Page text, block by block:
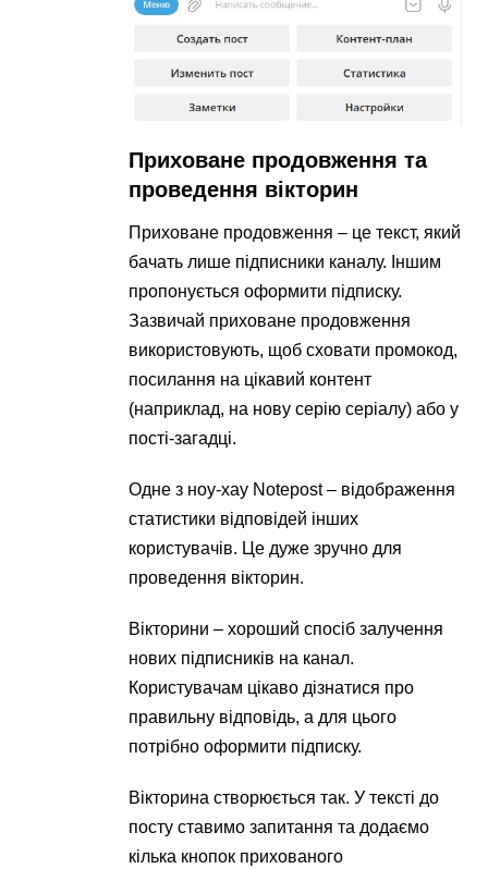
Приховане продовження та
проведення вікторин
Приховане продовження – це текст, який
бачать лише підписники каналу. Іншим
пропонується оформити підписку.
Зазвичай приховане продовження
використовують, щоб сховати промокод,
посилання на цікавий контент
(наприклад, на нову серію серіалу) або у
пості-загадці.
Одне з ноу-хау Notepost – відображення
статистики відповідей інших
користувачів. Це дуже зручно для
проведення вікторин.
Вікторини – хороший спосіб залучення
нових підписників на канал.
Користувачам цікаво дізнатися про
правильну відповідь, а для цього
потрібно оформити підписку.
Вікторина створюється так. У тексті до
посту ставимо запитання та додаємо
кілька кнопок прихованого